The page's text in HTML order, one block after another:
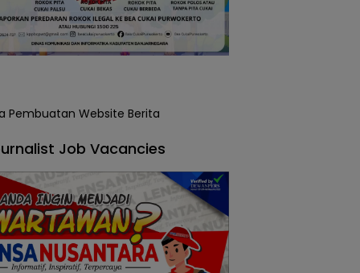
Job Vacancies